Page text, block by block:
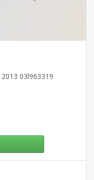
03l963319